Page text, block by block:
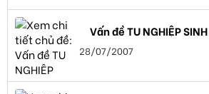
Vấn đề TU NGHIỆP
28/07/2007